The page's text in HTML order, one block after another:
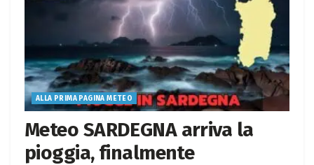
ALLA PRIMA PAGINA METEO
Meteo SARDEGNA arriva la
pioggia, finalmente